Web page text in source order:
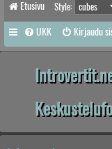
Etusivu Style:
UKK Kirjaudu